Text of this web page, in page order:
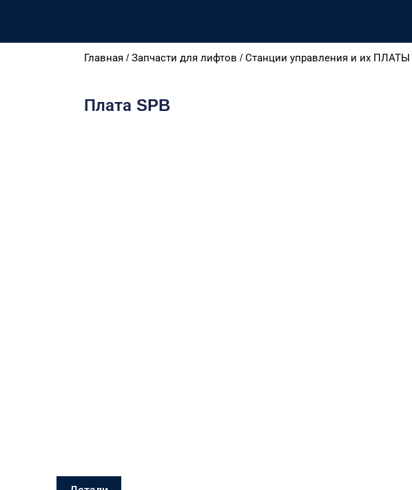
Главная / Запчасти для лифтов / Станции управления и их ПЛАТЫ
Плата SPB